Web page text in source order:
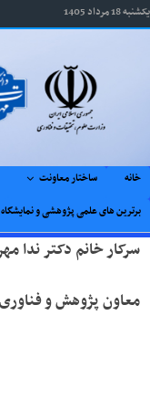
یکشنبه 18 مرداد 1405
خانه ساختار معاونت
برترین های علمی پژوهشی و
سرکار خانم دکتر ندا
معاون پژوهش و